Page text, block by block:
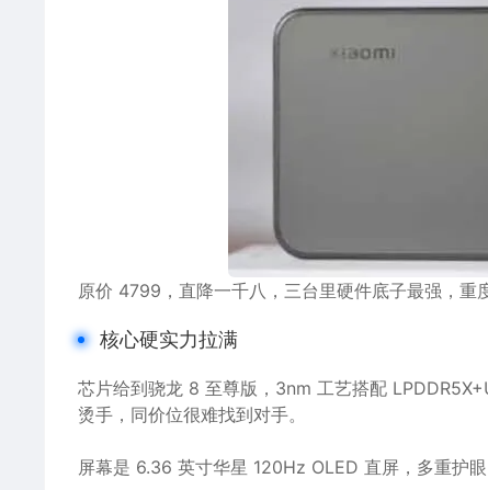
原价 4799，直降一千八，三台里硬件底子最强，重
核心硬实力拉满
芯片给到骁龙 8 至尊版，3nm 工艺搭配
烫手，同价位很难找到对手。
屏幕是 6.36 英寸华星 120Hz OLED 直屏，多重护